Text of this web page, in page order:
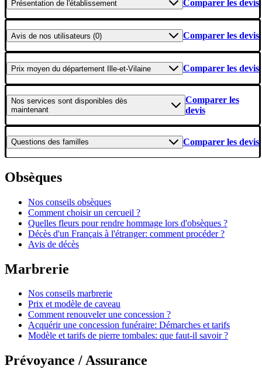
Présentation de l'établissement Comparer les devis
Avis de nos utilisateurs (0) Comparer les devis
Prix moyen du département Ille-et-Vilaine Comparer les devis
Nos services sont disponibles dès
maintenant
Comparer les
devis
Questions des familles Comparer les devis
Obsèques
Nos conseils obsèques
Comment choisir un cercueil ?
Quelles fleurs pour rendre hommage lors d'obsèques ?
Décès d'un Français à l'étranger: comment procéder ?
Avis de décès
Marbrerie
Nos conseils marbrerie
Prix et modèle de caveau
Comment renouveler une concession ?
Acquérir une concession funéraire: Démarches et tarifs
Modèle et tarifs de pierre tombales: que faut-il savoir ?
Prévoyance / Assurance